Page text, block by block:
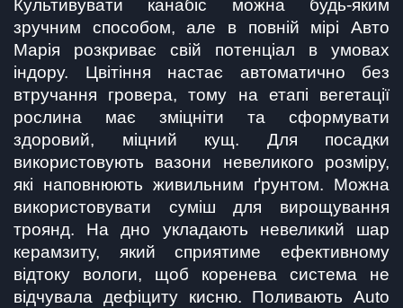
Культивувати канабіс можна будь-яким
зручним способом, але в повній мірі Авто
Марія розкриває свій потенціал в умовах
індору. Цвітіння настає автоматично без
втручання гровера, тому на етапі вегетації
рослина має зміцніти та сформувати
здоровий, міцний кущ. Для посадки
використовують вазони невеликого розміру,
які наповнюють живильним ґрунтом. Можна
використовувати суміш для вирощування
троянд. На дно укладають невеликий шар
керамзиту, який сприятиме ефективному
відтоку вологи, щоб коренева система не
відчувала дефіциту кисню. Поливають Auto